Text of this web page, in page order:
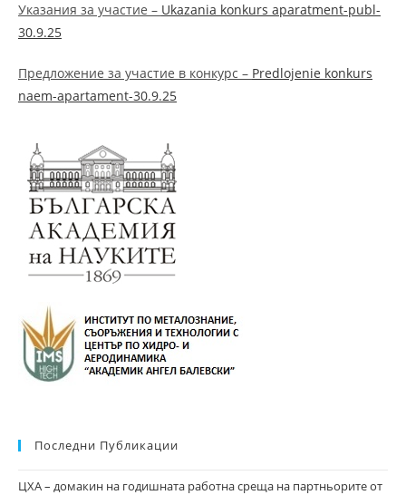
Указания за участие – Ukazania konkurs aparatment-publ-
30.9.25
Предложение за участие в конкурс – Predlojenie konkurs
naem-apartament-30.9.25
Последни Публикации
ЦХА – домакин на годишната работна среща на партньорите от